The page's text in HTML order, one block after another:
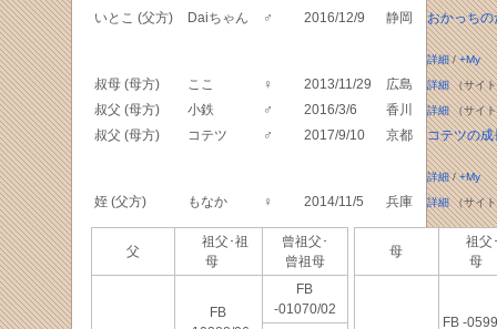
いとこ (父方) Daiちゃん ♂ 2016/12/9 静岡 おかっち
詳細/+My
叔母 (母方) ここ ♀ 2013/11/29 広島 詳細（サイト
叔父 (母方) 小鉄 ♂ 2016/3/6 香川 詳細（サイト
叔父 (母方) コテツ ♂ 2017/9/10 京都 コテツの成
詳細/+My
姪 (父方) もなか ♀ 2014/11/5 兵庫 詳細（サイト
父
祖父･祖
母
曾祖父･
曾祖母
FB
FB
-01070/02
母
祖父
母
FB -